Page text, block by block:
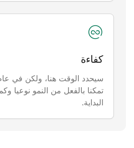
2023
الأسطول.كفاءة
سيحدد الوقت هنا، ولكن في
تمكنا بالفعل من النمو نوعيا
البداية.